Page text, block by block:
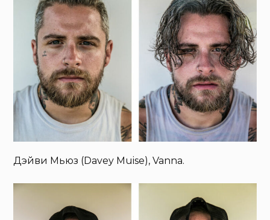
Дэйви Мьюз (Davey Muise), Vanna.